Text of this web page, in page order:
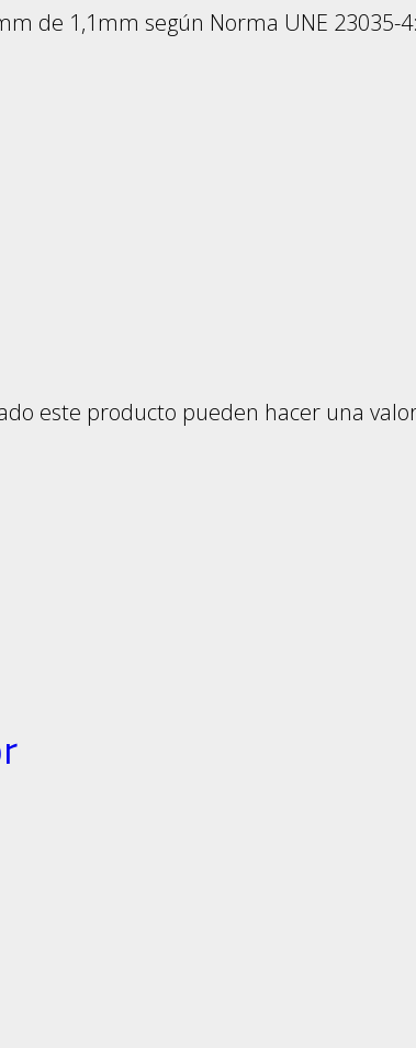
de 1,1mm según Norma UNE 23035-
este producto pueden hacer una